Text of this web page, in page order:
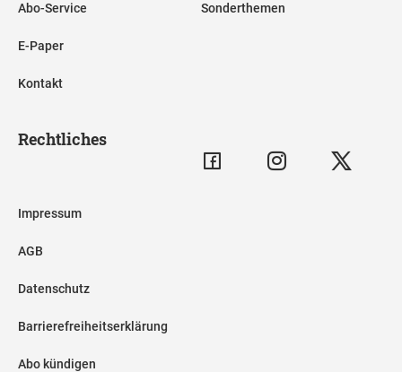
Abo-Service
E-Paper
Kontakt
Sonderthemen
Rechtliches
Impressum
AGB
Datenschutz
Barrierefreiheitserklärung
Abo kündigen